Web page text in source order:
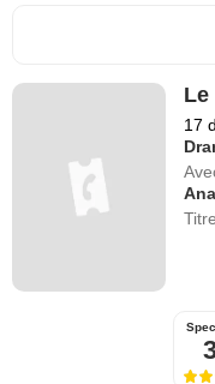
Le
17